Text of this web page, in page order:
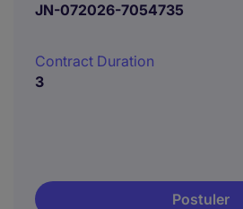
JN-072026-7054735
Contract Duration
3
Postuler